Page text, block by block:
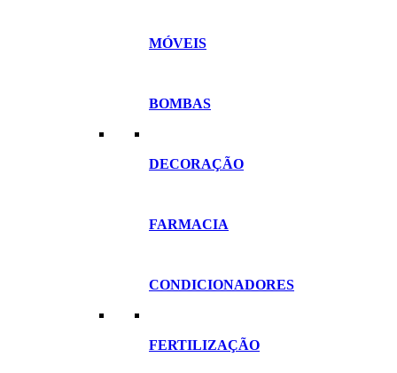
MÓVEIS
BOMBAS
DECORAÇÃO
FARMACIA
CONDICIONADORES
FERTILIZAÇÃO